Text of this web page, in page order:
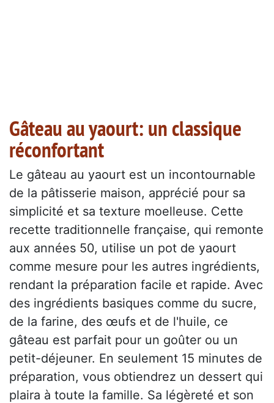
Gâteau au yaourt: un classique
réconfortant
Le gâteau au yaourt est un incontournable
de la pâtisserie maison, apprécié pour sa
simplicité et sa texture moelleuse. Cette
recette traditionnelle française, qui remonte
aux années 50, utilise un pot de yaourt
comme mesure pour les autres ingrédients,
rendant la préparation facile et rapide. Avec
des ingrédients basiques comme du sucre,
de la farine, des œufs et de l'huile, ce
gâteau est parfait pour un goûter ou un
petit-déjeuner. En seulement 15 minutes de
préparation, vous obtiendrez un dessert qui
plaira à toute la famille. Sa légèreté et son